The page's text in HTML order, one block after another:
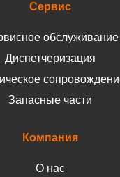
Сервис
обслуживание
Диспетчеризация
Запасные части
Компания
О нас